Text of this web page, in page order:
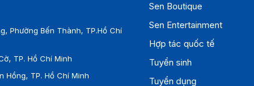
Phường Bến Thành, TP.Hồ Chí
TP. Hồ Chí Minh
Hồng, TP. Hồ Chí Minh
Sen Boutique
Sen Entertainment
Hợp tác quốc tế
Tuyển sinh
Tuyển dụng